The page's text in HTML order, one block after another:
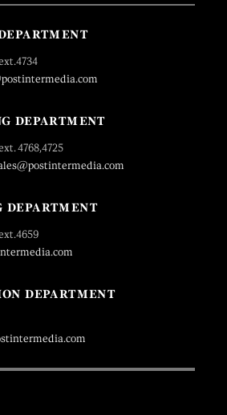
DEPARTMENT
4768,4725
DEPARTMENT
DEPARTMENT